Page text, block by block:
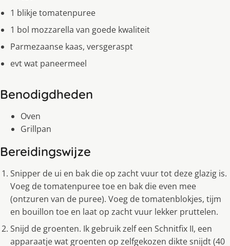
1 blikje tomatenpuree
1 bol mozzarella van goede kwaliteit
Parmezaanse kaas, versgeraspt
evt wat paneermeel
Benodigdheden
Oven
Grillpan
Bereidingswijze
Snipper de ui en bak die op zacht vuur tot deze glazig is.
Voeg de tomatenpuree toe en bak die even mee
(ontzuren van de puree). Voeg de tomatenblokjes, tijm
en bouillon toe en laat op zacht vuur lekker pruttelen.
Snijd de groenten. Ik gebruik zelf een Schnitfix II, een
apparaatje wat groenten op zelfgekozen dikte snijdt (40